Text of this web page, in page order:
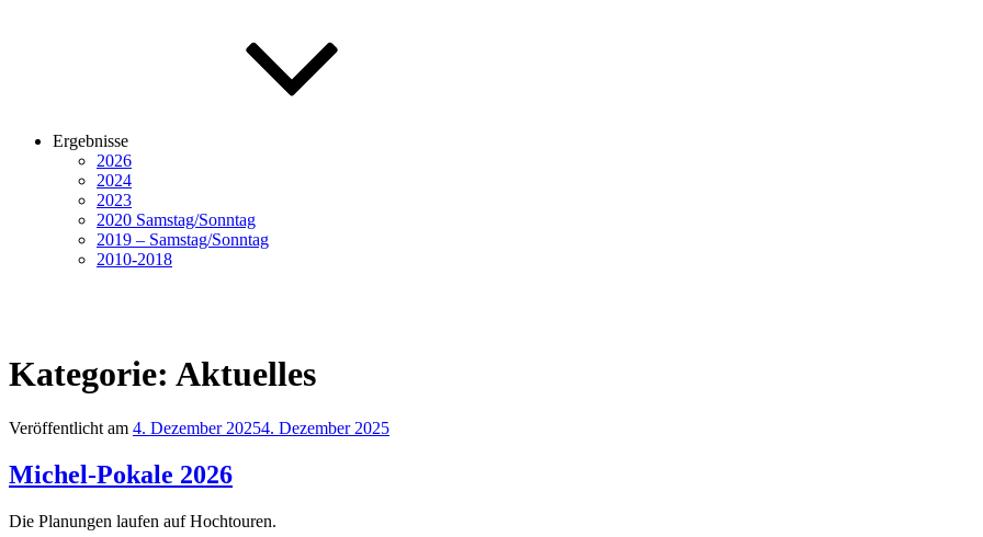
Ergebnisse
2026
2024
2023
2020 Samstag/Sonntag
2019 – Samstag/Sonntag
2010-2018
Kategorie: Aktuelles
Veröffentlicht am 4. Dezember 20254. Dezember 2025
Michel-Pokale 2026
Die Planungen laufen auf Hochtouren.